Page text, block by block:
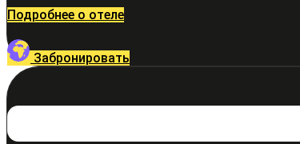
Подробнее о отеле
Забронировать